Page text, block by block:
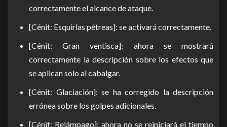
correctamente el alcance de ataque.
[Cénit: Esquirlas pétreas]: se activará correctamente.
[Cénit: Gran ventisca]: ahora se mostrará
correctamente la descripción sobre los efectos que
se aplican solo al cabalgar.
[Cénit: Glaciación]: se ha corregido la descripción
errónea sobre los golpes adicionales.
[Cénit: Relámpago]: ahora no se reiniciará el tiempo